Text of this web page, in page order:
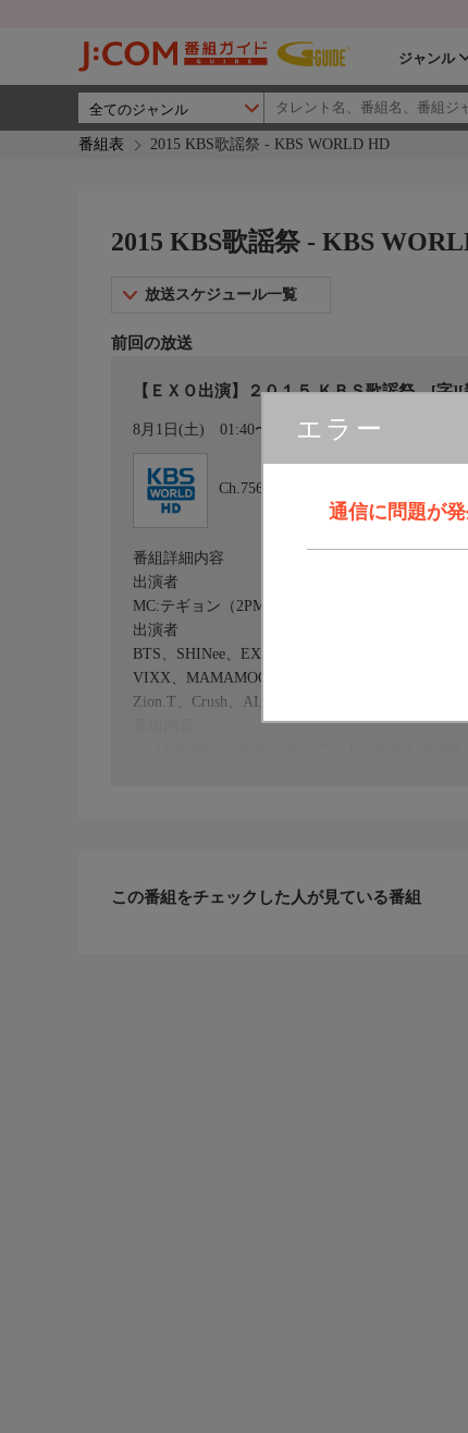
ジャンル
番組表 2015 KBS歌謡祭 - KBS WORLD HD
エラー
通信に問題が
2015 KBS歌謡祭 - KBS
放送スケジュール一覧
前回の放送
【ＥＸＯ出演】２０１５ ＫＢＳ歌謡祭 [字][
8月1日(土) 01:40〜05:00 カレンダー登録
Ch.756
番組詳細内容
出演者
MC:テギョン（2PM）、ハニ（EXID）、イ・フィ
出演者
BTS、SHINee、EXO、CNBLUE、INFINITE、少
VIXX、MAMAMOO、GFRIEND、AOA、Ailee、
Zion.T、Crush、ALi、ソン・スンヨン、Dynamic
＊【KBS開局20周年記念〜アイドル特集】第4
この番組をチェックした人が見ている番組